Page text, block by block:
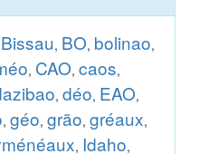
Bissau, BO, bolinao,
, CAO, caos,
, déo, EAO,
, géo, grão, gréaux,
, Idaho,